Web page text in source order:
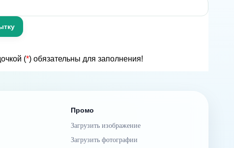
(*) обязательны для заполнения!
Промо
Загрузить изображение
Загрузить фотографии